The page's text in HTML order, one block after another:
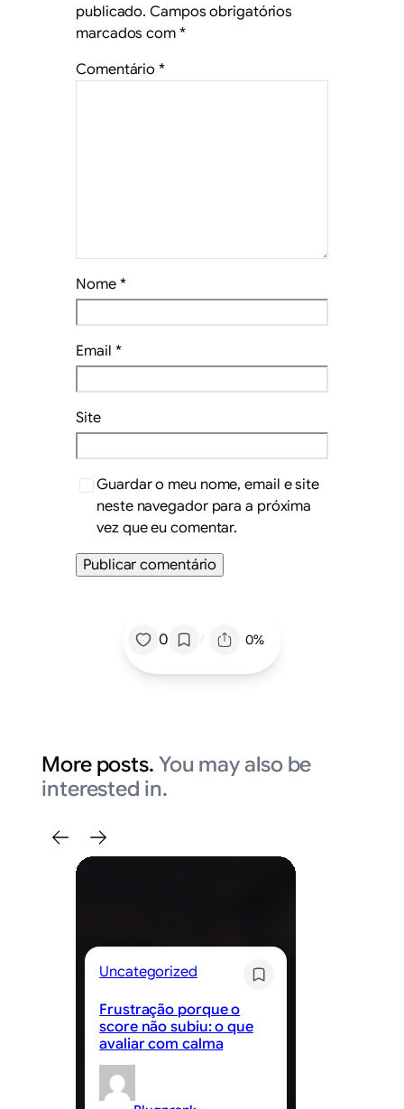
publicado. Campos obrigatórios
marcados com *
Comentário*
Nome *
Email *
Site
Guardar o meu nome, email e site
neste navegador para a próxima
vez que eu comentar.
0 / 0%
More posts. You may also be
interested in.
Uncategorized
Frustração porque o
score não subiu: o que
avaliar com calma